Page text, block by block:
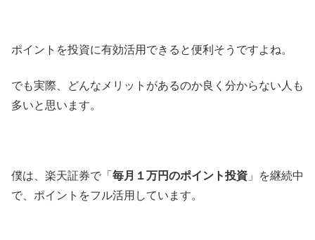
ポイントを投資に有効活用できると便利そうですよね。
でも実際、どんなメリットがあるのか良く分からない人も
多いと思います。
僕は、楽天証券で「 毎月１万円のポイント投資 」を継続中
で、ポイントをフル活用しています。